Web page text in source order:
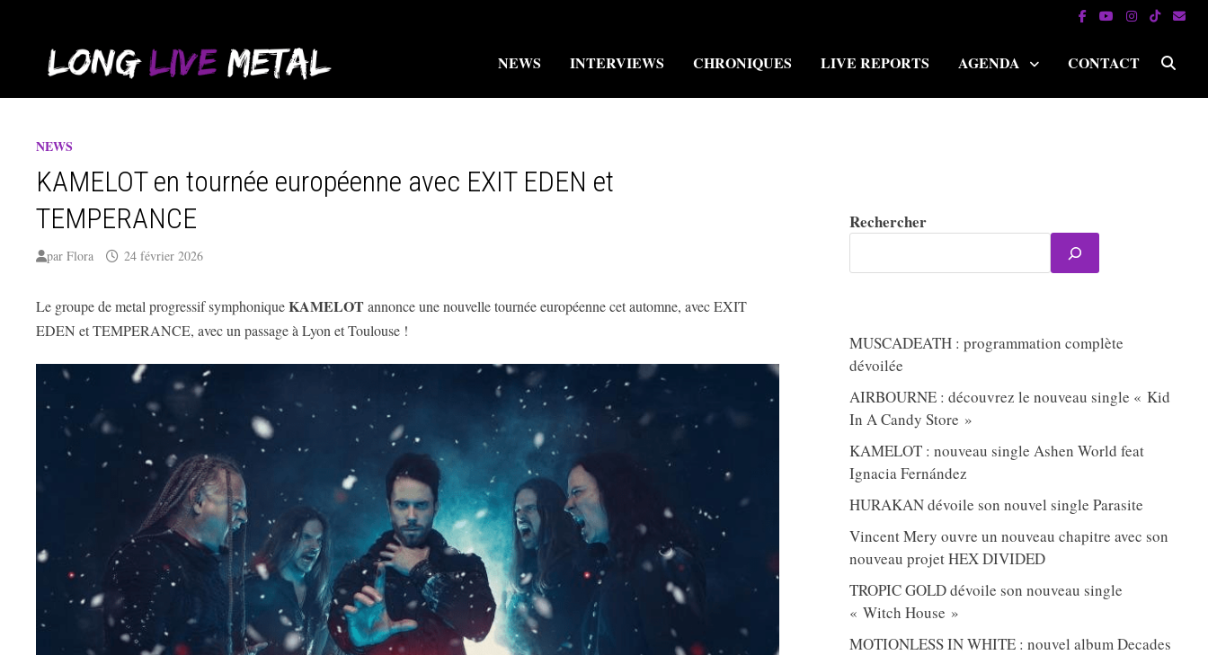
contenu
NEWS INTERVIEWS CHRONIQUES LIVE REPORTS AGENDA CONTACT
NEWS
KAMELOT en tournée européenne avec EXIT EDEN et
TEMPERANCE
parFlora 24 février 2026
Le groupe de metal progressif symphoniqueKAMELOTannonce une nouvelle tournée européenne cet automne, avec EXIT
EDEN et TEMPERANCE, avec un passage à Lyon et Toulouse !
Rechercher
MUSCADEATH : programmation complète
dévoilée
AIRBOURNE : découvrez le nouveau single « Kid
In A Candy Store »
KAMELOT : nouveau single Ashen World feat
Ignacia Fernández
HURAKAN dévoile son nouvel single Parasite
Vincent Mery ouvre un nouveau chapitre avec son
nouveau projet HEX DIVIDED
TROPIC GOLD dévoile son nouveau single
« Witch House »
MOTIONLESS IN WHITE : nouvel album Decades